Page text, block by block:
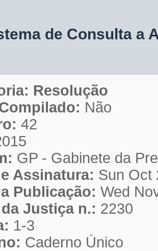
de Consulta a
Resolução
Não
42
GP - Gabinete da
Assinatura: Sun Oct
Publicação: Wed
Justiça n.: 2230
1-3
Caderno Único